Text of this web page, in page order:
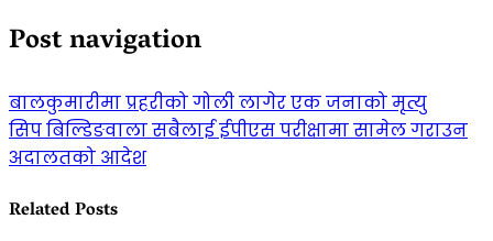
Post navigation
बालकुमारीमा प्रहरीको गोली लागेर एक जनाको मृत्यु
सिप बिल्डिङवाला सबैलाई ईपीएस परीक्षामा सामेल गराउन
अदालतको आदेश
Related Posts